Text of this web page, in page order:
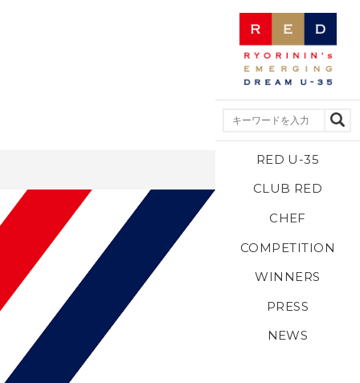
RED U-35
CLUB RED
CHEF
COMPETITION
WINNERS
PRESS
NEWS